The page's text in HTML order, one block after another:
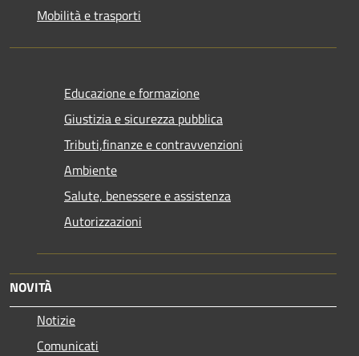
Mobilità e trasporti
Educazione e formazione
Giustizia e sicurezza pubblica
Tributi,finanze e contravvenzioni
Ambiente
Salute, benessere e assistenza
Autorizzazioni
NOVITÀ
Notizie
Comunicati